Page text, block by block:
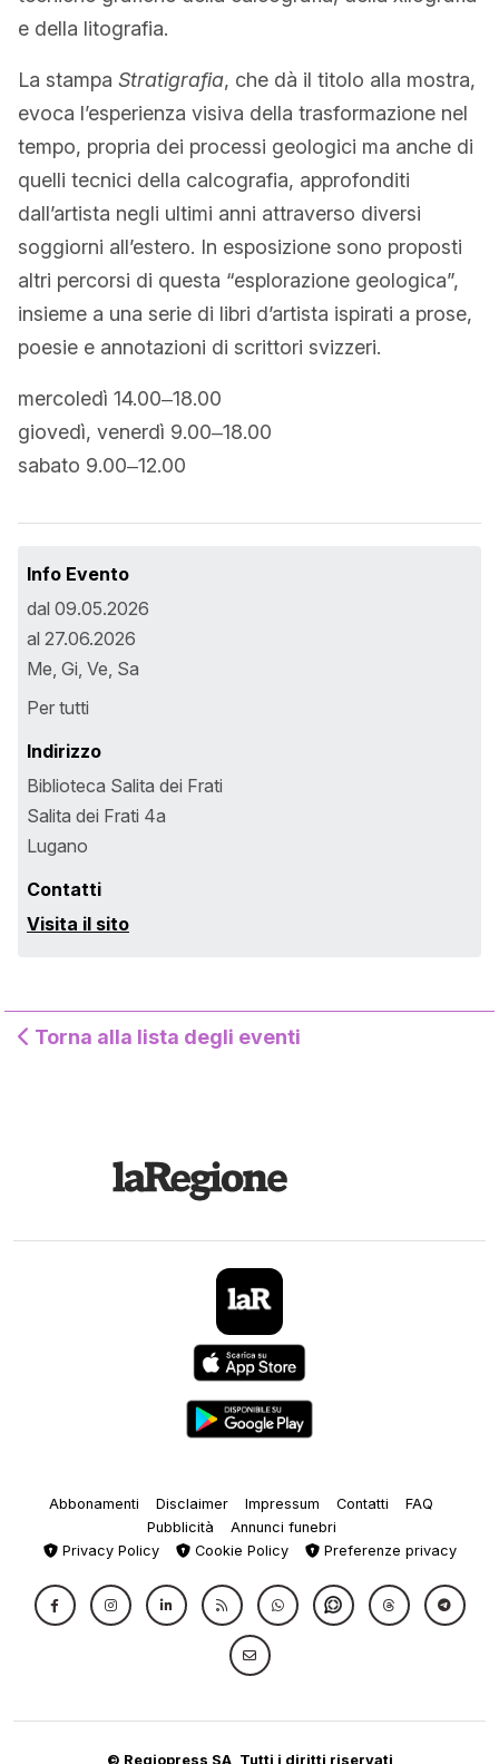
e della litografia.
La stampa Stratigrafia, che dà il titolo alla mostra,
evoca l’esperienza visiva della trasformazione nel
tempo, propria dei processi geologici ma anche di
quelli tecnici della calcografia, approfonditi
dall’artista negli ultimi anni attraverso diversi
soggiorni all’estero. In esposizione sono proposti
altri percorsi di questa “esplorazione geologica”,
insieme a una serie di libri d’artista ispirati a prose,
poesie e annotazioni di scrittori svizzeri.
mercoledì 14.00‒18.00
giovedì, venerdì 9.00‒18.00
sabato 9.00‒12.00
Info Evento
dal 09.05.2026
al 27.06.2026
Me, Gi, Ve, Sa
Per tutti
Indirizzo
Biblioteca Salita dei Frati
Salita dei Frati 4a
Lugano
Contatti
Visita il sito
Torna alla lista degli eventi
Abbonamenti Disclaimer Impressum Contatti
FAQ
Pubblicità
Annunci funebri
Privacy Policy
Cookie Policy Preferenze privacy
© Regiopress SA, Tutti i diritti riservati